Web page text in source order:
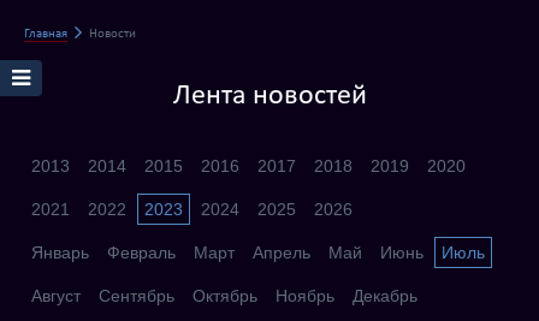
Главная Новости
Лента новостей
2013 2014 2015 2016 2017 2018 2019 2020
2021 2022 2023 2024 2025 2026
Январь Февраль Март Апрель Май Июнь Июль
Август Сентябрь Октябрь Ноябрь Декабрь